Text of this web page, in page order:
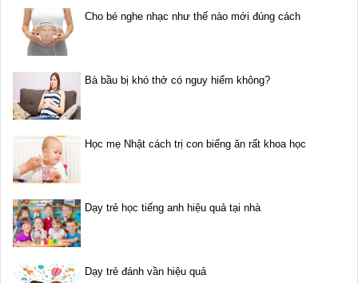
Cho bé nghe nhạc như thế nào mới đúng cách
Bà bầu bị khó thở có nguy hiểm không?
Học mẹ Nhật cách trị con biếng ăn rất khoa học
Dạy trẻ học tiếng anh hiệu quả tại nhà
Dạy trẻ đánh vần hiệu quả